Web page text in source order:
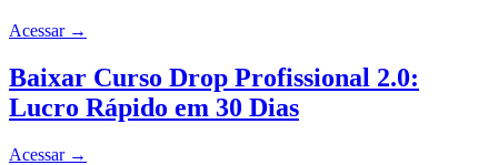
Acessar →
Baixar Curso Drop Profissional 2.0:
Lucro Rápido em 30 Dias
Acessar →